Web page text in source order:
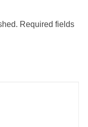
Required fields